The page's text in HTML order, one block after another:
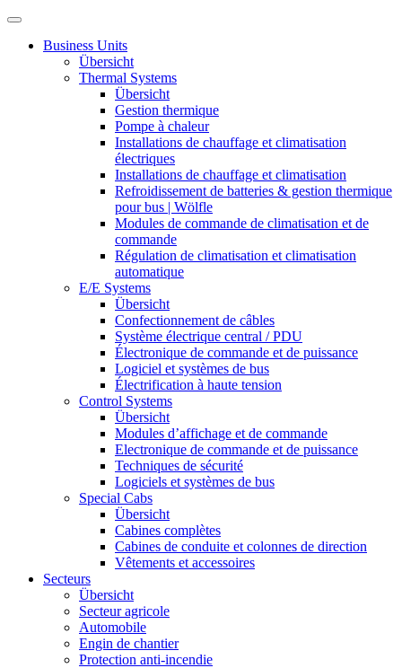
Business Units
Übersicht
Thermal Systems
Übersicht
Gestion thermique
Pompe à chaleur
Installations de chauffage et climatisation
électriques
Installations de chauffage et climatisation
Refroidissement de batteries & gestion thermique
pour bus | Wölfle
Modules de commande de climatisation et de
commande
Régulation de climatisation et climatisation
automatique
E/E Systems
Übersicht
Confectionnement de câbles
Système électrique central / PDU
Électronique de commande et de puissance
Logiciel et systèmes de bus
Électrification à haute tension
Control Systems
Übersicht
Modules d’affichage et de commande
Electronique de commande et de puissance
Techniques de sécurité
Logiciels et systèmes de bus
Special Cabs
Übersicht
Cabines complètes
Cabines de conduite et colonnes de direction
Vêtements et accessoires
Secteurs
Übersicht
Secteur agricole
Automobile
Engin de chantier
Protection anti-incendie